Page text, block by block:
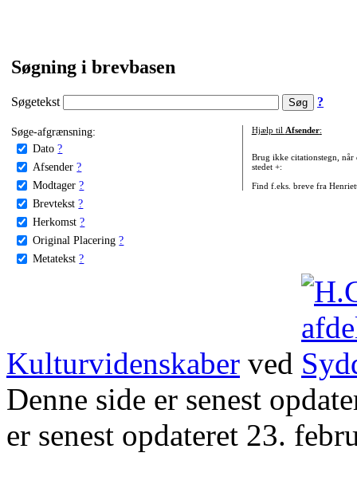
Søgning i brevbasen
Søgetekst ?
Søge-afgrænsning:
Dato ?
Afsender ?
Modtager ?
Brevtekst ?
Herkomst ?
Original Placering ?
Metatekst ?
Hjælp til Afsender:
Brug ikke citationstegn, når
stedet +:
Find f.eks. breve fra
Kulturvidenskaber ved
Denne side er senest
er senest opdateret 23.